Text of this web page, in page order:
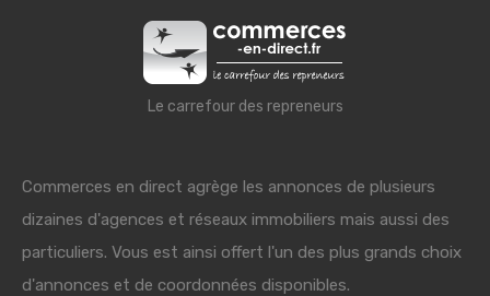
Le carrefour des repreneurs
Commerces en direct agrège les annonces de plusieurs
dizaines d'agences et réseaux immobiliers mais aussi des
particuliers. Vous est ainsi offert l'un des plus grands choix
d'annonces et de coordonnées disponibles.